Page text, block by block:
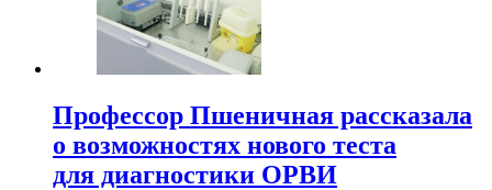
Профессор Пшеничная рассказала
о возможностях нового теста
для диагностики ОРВИ